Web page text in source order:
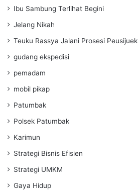
Ibu Sambung Terlihat Begini
Jelang Nikah
Teuku Rassya Jalani Prosesi Peusijuek
gudang ekspedisi
pemadam
mobil pikap
Patumbak
Polsek Patumbak
Karimun
Strategi Bisnis Efisien
Strategi UMKM
Gaya Hidup